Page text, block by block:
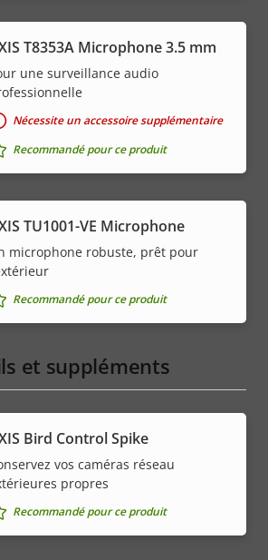
T8353A Microphone 3.5 mm
une surveillance audio
Nécessite un accessoire supplémentaire
Recommandé pour ce produit
TU1001-VE Microphone
microphone robuste, prêt pour
Recommandé pour ce produit
et suppléments
Bird Control Spike
vos caméras réseau
propres
Recommandé pour ce produit